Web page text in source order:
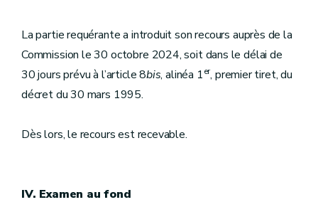
La partie requérante a introduit son recours auprès de la
Commission le 30 octobre 2024, soit dans le délai de
30 jours prévu à l’article 8bis, alinéa 1er, premier tiret, du
décret du 30 mars 1995.
Dès lors, le recours est recevable.
IV. Examen au fond